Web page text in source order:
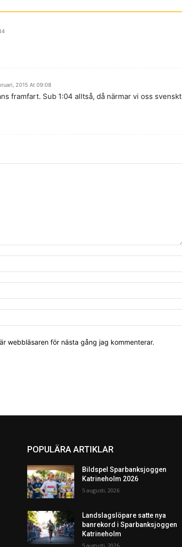
2015 At 09:08
framfart. Sub 1:04 alltså, då närmar vi oss svenskt
webbläsaren för nästa gång jag kommenterar.
POPULÄRA ARTIKLAR
Bildspel Sparbanksjoggen
Katrineholm 2026
5 augusti, 2026
Landslagslöpare satte nya
banrekord i Sparbanksjoggen
Katrineholm
5 augusti, 2026